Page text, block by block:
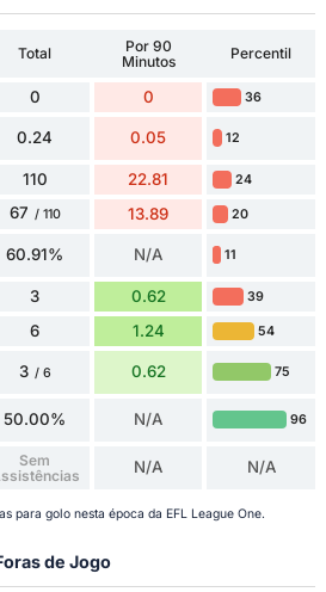
Total
Por 90
Minutos
Percentil
0 0 36
0.24 0.05 12
110 22.81 24
67 / 110 13.89 20
60.91% N/A 11
3 0.62 39
6 1.24 54
3 / 6 0.62 75
50.00% N/A 96
Sem
N/A N/A
para golo nesta época da EFL League One.
de Jogo